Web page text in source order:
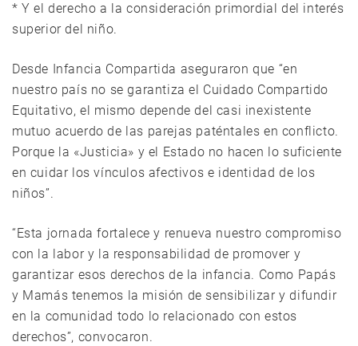
* Y el derecho a la consideración primordial del interés
superior del niño.
Desde Infancia Compartida aseguraron que “en
nuestro país no se garantiza el Cuidado Compartido
Equitativo, el mismo depende del casi inexistente
mutuo acuerdo de las parejas paténtales en conflicto.
Porque la «Justicia» y el Estado no hacen lo suficiente
en cuidar los vínculos afectivos e identidad de los
niños”.
“Esta jornada fortalece y renueva nuestro compromiso
con la labor y la responsabilidad de promover y
garantizar esos derechos de la infancia. Como Papás
y Mamás tenemos la misión de sensibilizar y difundir
en la comunidad todo lo relacionado con estos
derechos”, convocaron.